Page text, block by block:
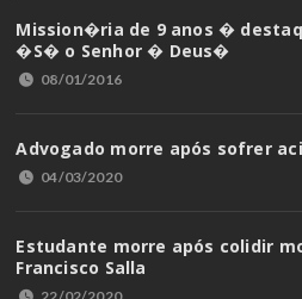
Mission�ria de 9 anos �
�S� o Senhor � Deus�
08/01/2016
Advogado morre após sofrer
04/03/2020
Estudante morre após colidir
Francisco Salla